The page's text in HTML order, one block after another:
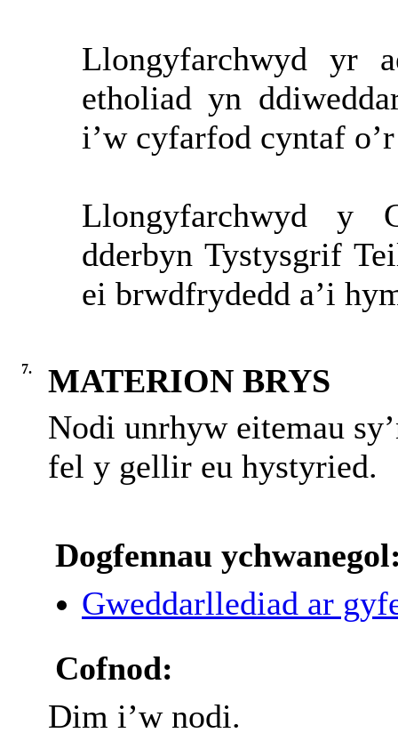
Llongyfarchwyd yr
etholiad yn
i’w cyfarfod cyntaf
Llongyfarchwyd y
dderbyn Tystysgrif
ei brwdfrydedd a’i
7.
MATERION BRYS
Nodi unrhyw eitemau
fel y gellir eu hystyried.
Dogfennau
Gweddarllediad ar
Cofnod:
Dim i’w nodi.